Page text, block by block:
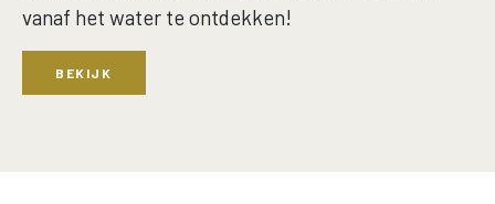
vanaf het water te ontdekken!
BEKIJK